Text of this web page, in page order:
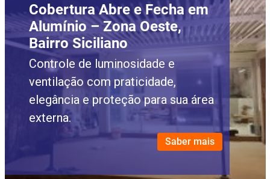
Cobertura Abre e Fecha em
Alumínio – Zona Oeste,
Bairro Siciliano
Controle de luminosidade e
ventilação com praticidade,
elegância e proteção para sua área
externa.
Saber mais